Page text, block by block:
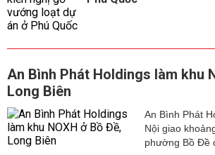
An Bình Phát Holdings làm khu
Long Biên
An Bình Phát
Nội giao
phường Bồ Đề